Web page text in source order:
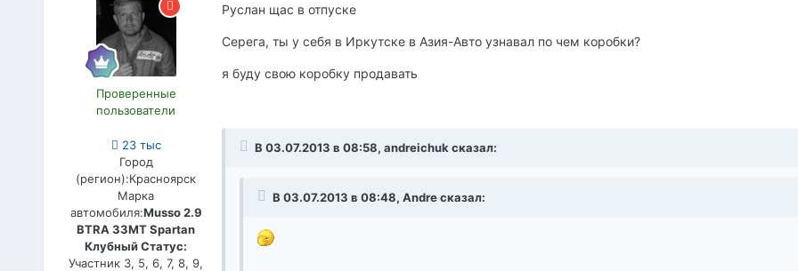
Проверенные
пользователи
23 тыс
Город
(регион):Красноярск
Марка
автомобиля:Musso 2.9
BTRA 33МТ Spartan
Клубный Статус:
Участник 3, 5, 6, 7, 8, 9,
Руслан щас в отпуске
Серега, ты у себя в Иркутске в Азия-Авто узнавал по чем коробки?
я буду свою коробку продавать
В 03.07.2013 в 08:58, andreichuk сказал:
В 03.07.2013 в 08:48, Andre сказал: